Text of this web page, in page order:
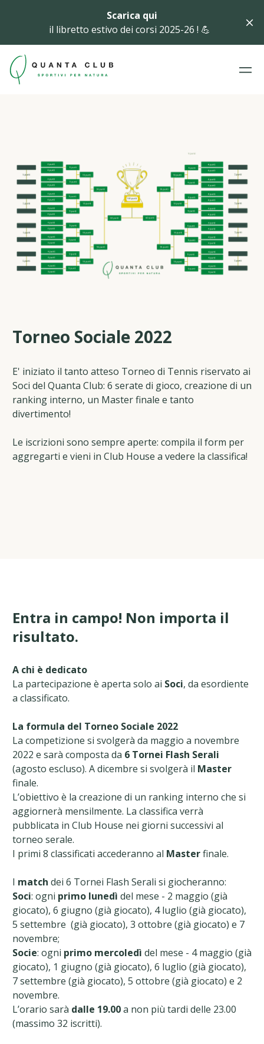
Scarica qui
il libretto estivo dei corsi 2025-26 ! 💪
Torneo Sociale 2022
E' iniziato il tanto atteso Torneo di Tennis riservato ai
Soci del Quanta Club: 6 serate di gioco, creazione di un
ranking interno, un Master finale e tanto
divertimento!
Le iscrizioni sono sempre aperte: compila il form per
aggregarti e vieni in Club House a vedere la classifica!
Entra in campo! Non importa il
risultato.
A chi è dedicato
La partecipazione è aperta solo ai Soci, da esordiente
a classificato.
La formula del Torneo Sociale 2022
La competizione si svolgerà da maggio a novembre
2022 e sarà composta da 6 Tornei Flash Serali
(agosto escluso). A dicembre si svolgerà il Master
finale.
L’obiettivo è la creazione di un ranking interno che si
aggiornerà mensilmente. La classifica verrà
pubblicata in Club House nei giorni successivi al
torneo serale.
I primi 8 classificati accederanno al Masterfinale.
I match dei 6 Tornei Flash Serali si giocheranno:
Soci: ogni primo lunedì del mese - 2 maggio (già
giocato), 6 giugno (già giocato), 4 luglio (già giocato),
5 settembre (già giocato), 3 ottobre (già giocato) e 7
novembre;
Socie: ogni primo mercoledì del mese - 4 maggio (già
giocato), 1 giugno (già giocato), 6 luglio (già giocato),
7 settembre (già giocato), 5 ottobre (già giocato) e 2
novembre.
L’orario sarà dalle 19.00a non più tardi delle 23.00
(massimo 32 iscritti).